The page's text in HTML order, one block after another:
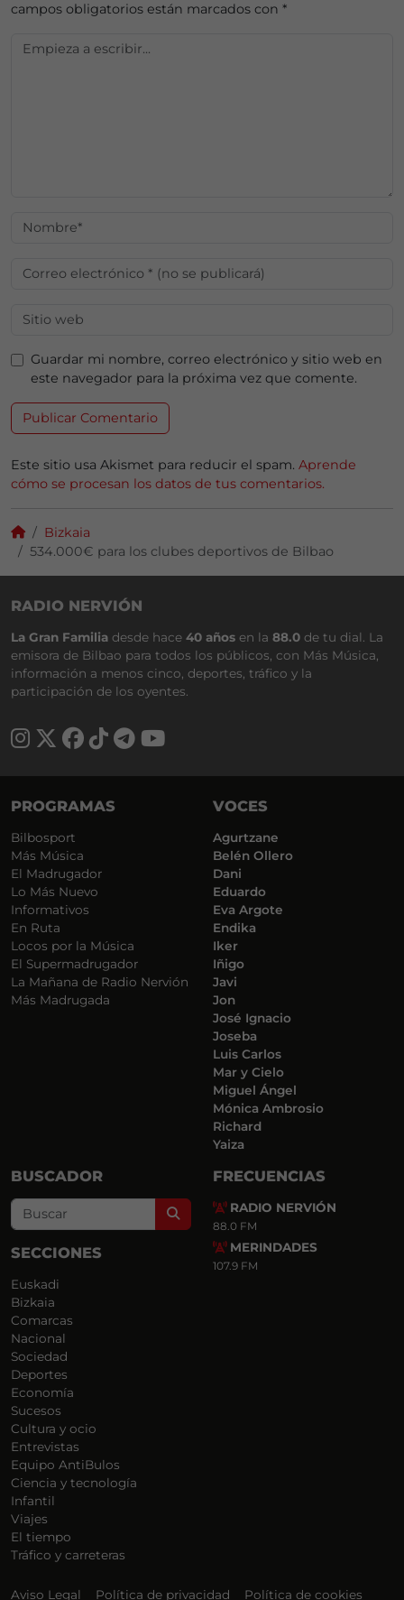
campos obligatorios están marcados con *
Guardar mi nombre, correo electrónico y sitio web en
este navegador para la próxima vez que comente.
Este sitio usa Akismet para reducir el spam. Aprende
cómo se procesan los datos de tus comentarios.
Bizkaia
534.000€ para los clubes deportivos de Bilbao
RADIO NERVIÓN
La Gran Familia desde hace 40 años en la 88.0 de tu dial. La
emisora de Bilbao para todos los públicos, con Más Música,
información a menos cinco, deportes, tráfico y la
participación de los oyentes.
PROGRAMAS
Bilbosport
Más Música
El Madrugador
Lo Más Nuevo
Informativos
En Ruta
Locos por la Música
El Supermadrugador
La Mañana de Radio Nervión
Más Madrugada
VOCES
Agurtzane
Belén Ollero
Dani
Eduardo
Eva Argote
Endika
Iker
Iñigo
Javi
Jon
José Ignacio
Joseba
Luis Carlos
Mar y Cielo
Miguel Ángel
Mónica Ambrosio
Richard
Yaiza
BUSCADOR
Search
SECCIONES
Euskadi
Bizkaia
Comarcas
Nacional
Sociedad
Deportes
Economía
Sucesos
Cultura y ocio
Entrevistas
Equipo AntiBulos
Ciencia y tecnología
Infantil
Viajes
El tiempo
Tráfico y carreteras
FRECUENCIAS
RADIO NERVIÓN
88.0 FM
MERINDADES
107.9 FM
Aviso Legal Política de privacidad Política de cookies